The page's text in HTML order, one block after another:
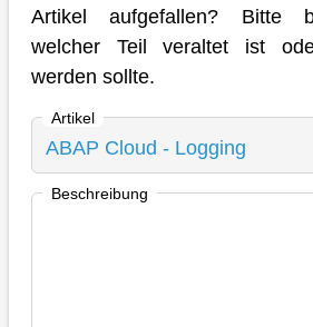
Artikel aufgefallen? Bitte
welcher Teil veraltet ist
werden sollte.
Artikel
Beschreibung